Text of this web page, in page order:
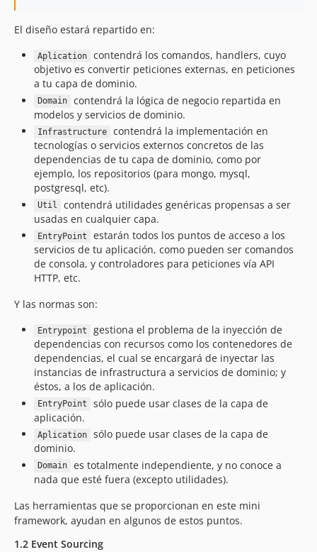
dev-feature/remove-abstract-access-modifier-from-vos
dev-feature/improve-collection-value-object-equalt-to
dev-feature/implements-time-funtions-on-vos-5.0
dev-feature/increase-phpstan-lvl
dev-feature/implements-time-funtions-on-vos
El diseño estará repartido en:
Aplication
contendrá los comandos, handlers, cuyo
objetivo es convertir peticiones externas, en peticiones
a tu capa de dominio.
Domain
contendrá la lógica de negocio repartida en
modelos y servicios de dominio.
Infrastructure
contendrá la implementación en
tecnologías o servicios externos concretos de las
dependencias de tu capa de dominio, como por
ejemplo, los repositorios (para mongo, mysql,
postgresql, etc).
Util
contendrá utilidades genéricas propensas a ser
usadas en cualquier capa.
EntryPoint
estarán todos los puntos de acceso a los
servicios de tu aplicación, como pueden ser comandos
de consola, y controladores para peticiones vía API
HTTP, etc.
Y las normas son:
Entrypoint
gestiona el problema de la inyección de
dependencias con recursos como los contenedores de
dependencias, el cual se encargará de inyectar las
instancias de infrastructura a servicios de dominio; y
éstos, a los de aplicación.
EntryPoint
sólo puede usar clases de la capa de
aplicación.
Aplication
sólo puede usar clases de la capa de
dominio.
Domain
es totalmente independiente, y no conoce a
nada que esté fuera (excepto utilidades).
Las herramientas que se proporcionan en este mini
framework, ayudan en algunos de estos puntos.
1.2 Event Sourcing